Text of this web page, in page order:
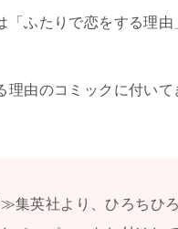
「ふたりで恋をする理
理由のコミックに付いて
英社より、ひろちひ